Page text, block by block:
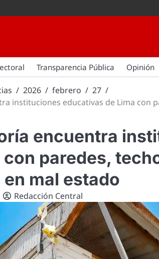
Transparencia Pública Opinión
2026 febrero
27
instituciones educativas de Lima con
encuentra
con paredes,
mal estado
Redacción Central